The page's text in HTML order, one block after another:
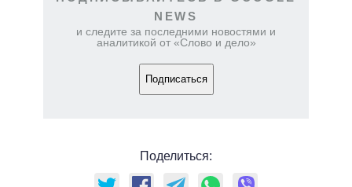
NEWS
и следите за последними новостями и
аналитикой от «Слово и дело»
Подписаться
Поделиться: